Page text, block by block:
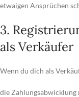
etwaigen Ansprüchen
3.
als Verkäufer
Wenn du dich als
die